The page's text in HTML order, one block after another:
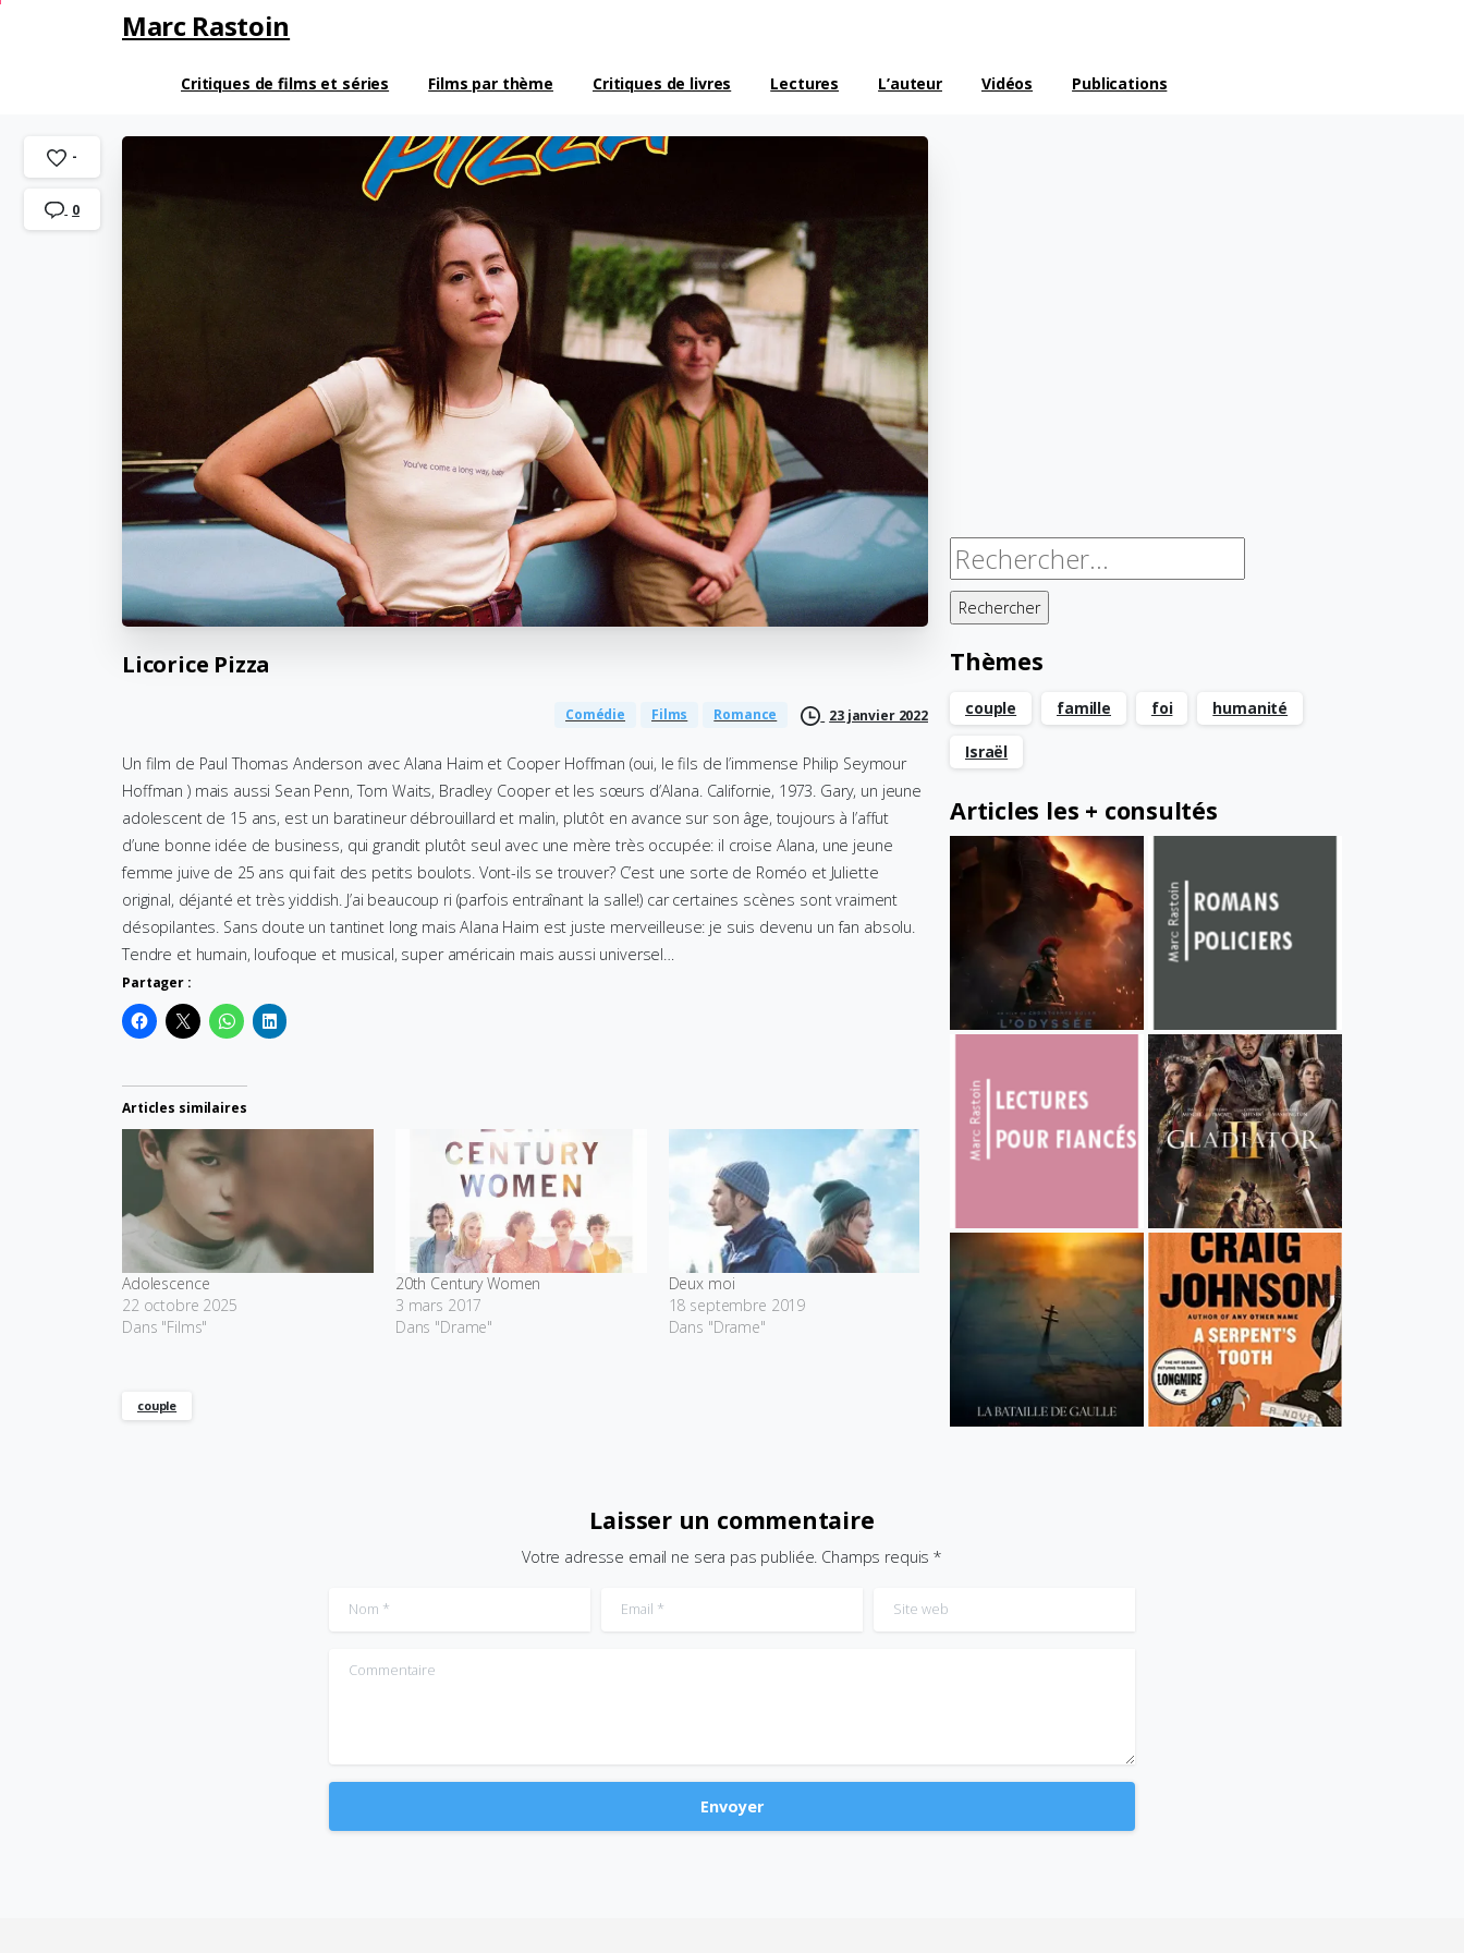
Marc Rastoin
Critiques de films et séries Films par thème Critiques de livres Lectures L’auteur Vidéos Publications
Licorice Pizza
Comédie Films Romance 23 janvier 2022
Un film de Paul Thomas Anderson avec Alana Haim et Cooper Hoffman (oui, le fils de l’immense Philip Seymour
Hoffman ) mais aussi Sean Penn, Tom Waits, Bradley Cooper et les sœurs d’Alana. Californie, 1973. Gary, un jeune
adolescent de 15 ans, est un baratineur débrouillard et malin, plutôt en avance sur son âge, toujours à l’affut
d’une bonne idée de business, qui grandit plutôt seul avec une mère très occupée: il croise Alana, une jeune
femme juive de 25 ans qui fait des petits boulots. Vont-ils se trouver? C’est une sorte de Roméo et Juliette
original, déjanté et très yiddish. J’ai beaucoup ri (parfois entraînant la salle!) car certaines scènes sont vraiment
désopilantes. Sans doute un tantinet long mais Alana Haim est juste merveilleuse: je suis devenu un fan absolu.
Tendre et humain, loufoque et musical, super américain mais aussi universel…
Partager :
Articles similaires
Adolescence
22 octobre 2025
Dans "Films"
20th Century Women
3 mars 2017
Dans "Drame"
Deux moi
18 septembre 2019
Dans "Drame"
couple
-
0
Rechercher :
Thèmes
couple famille foi humanité
Israël
Articles les + consultés
Laisser un commentaire
Votre adresse email ne sera pas publiée. Champs requis *
Nom Email Site web
Commentaire